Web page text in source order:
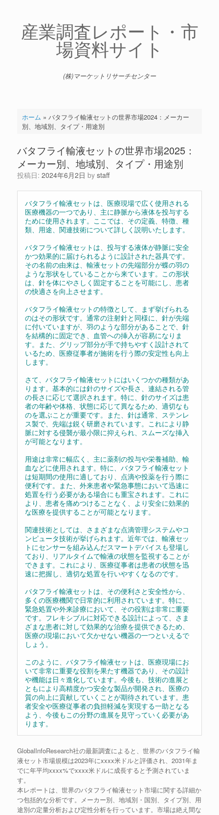
産業調査レポート・市
場資料サイト
(株)マーケットリサーチセンター
ホーム » バタフライ輸液セットの世界市場2024：メーカー
別、地域別、タイプ・用途別
バタフライ輸液セットの世界市場2025：
メーカー別、地域別、タイプ・用途別
投稿日: 2024年6月2日 by staff
バタフライ輸液セットは、医療現場で広く使用される
医療機器の一つであり、主に静脈から液体を投与する
ために使用されます。ここでは、その定義、特徴、種
類、用途、関連技術について詳しく説明いたします。
バタフライ輸液セットは、投与する液体が静脈に安全
かつ効果的に届けられるように設計された器具です。
その名前の由来は、輸液セットの先端部分が蝶の羽の
ような形状をしていることから来ています。この形状
は、針を体にやさしく固定することを可能にし、患者
の快適さを向上させます。
バタフライ輸液セットの特徴として、まず挙げられる
のはその形状です。通常の注射針と同様に、針が先端
に付いていますが、羽のような部分があることで、針
を結構的に固定でき、血管への挿入が容易になりま
す。また、グリップ部分が手で持ちやすく設計されて
いるため、医療従事者が施術を行う際の安定性も向上
します。
さて、バタフライ輸液セットにはいくつかの種類があ
ります。基本的には針のサイズや長さ、連結される管
の長さに応じて選択されます。特に、針のサイズは患
者の年齢や体格、状態に応じて異なるため、適切なも
のを選ぶことが重要です。また、針は通常、ステンレ
ス製で、先端は鋭く研磨されています。これにより静
脈に対する侵襲が最小限に抑えられ、スムーズな挿入
が可能となります。
用途は非常に幅広く、主に薬剤の投与や栄養補助、輸
血などに使用されます。特に、バタフライ輸液セット
は短期間の使用に適しており、点滴や投薬を行う際に
便利です。また、外来患者や緊急事態において迅速に
処置を行う必要がある場合にも重宝されます。これに
より、患者を痛めつけることなく、より安全に効果的
な医療を提供することが可能となります。
関連技術としては、さまざまな点滴管理システムやコ
ンピュータ技術が挙げられます。近年では、輸液セッ
トにセンサーを組み込んだスマートデバイスも登場し
ており、リアルタイムで輸液の状態を監視することが
できます。これにより、医療従事者は患者の状態を迅
速に把握し、適切な処置を行いやすくなるのです。
バタフライ輸液セットは、その便利さと安全性から、
多くの医療機関で日常的に利用されています。特に、
緊急処置や外来診療において、その役割は非常に重要
です。フレキシブルに対応できる設計によって、さま
ざまな患者に対して効果的な治療を提供できるため、
医療の現場において欠かせない機器の一つといえるで
しょう。
このように、バタフライ輸液セットは、医療現場にお
いて非常に重要な役割を果たす機器であり、その設計
や機能は日々進化しています。今後も、技術の進展と
ともにより高精度かつ安全な製品が開発され、医療の
質の向上に貢献していくことが期待されています。患
者安全や医療従事者の負担軽減を実現する一助となる
よう、今後もこの分野の進展を見守っていく必要があ
ります。
GlobalInfoResearch社の最新調査によると、世界のバタフライ輸
液セット市場規模は2023年にxxxx米ドルと評価され、2031年ま
でに年平均xxxx%でxxxx米ドルに成長すると予測されていま
す。
本レポートは、世界のバタフライ輸液セット市場に関する詳細か
つ包括的な分析です。メーカー別、地域別・国別、タイプ別、用
途別の定量分析および定性分析を行っています。市場は絶え間な